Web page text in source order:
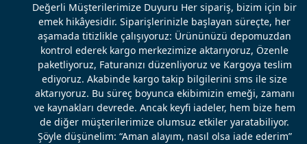
Değerli Müşterilerimize Duyuru Her sipariş, bizim için bir
emek hikâyesidir. Siparişlerinizle başlayan süreçte, her
aşamada titizlikle çalışıyoruz: Ürününüzü depomuzdan
kontrol ederek kargo merkezimize aktarıyoruz, Özenle
paketliyoruz, Faturanızı düzenliyoruz ve Kargoya teslim
ediyoruz. Akabinde kargo takip bilgilerini sms ile size
aktarıyoruz. Bu süreç boyunca ekibimizin emeği, zamanı
ve kaynakları devrede. Ancak keyfi iadeler, hem bize hem
de diğer müşterilerimize olumsuz etkiler yaratabiliyor.
Şöyle düşünelim: “Aman alayım, nasıl olsa iade ederim”